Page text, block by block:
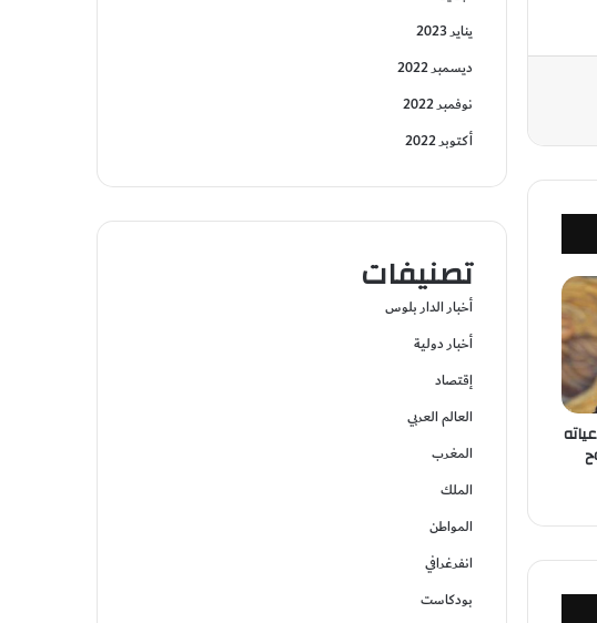
يناير 2023
ديسمبر 2022
نوفمبر 2022
أكتوبر 2022
تصنيفات
أخبار الدار بلوس
أخبار دولية
إقتصاد
العالم العربي
المغرب
الملك
المواطن
انفرغرافي
بودكاست